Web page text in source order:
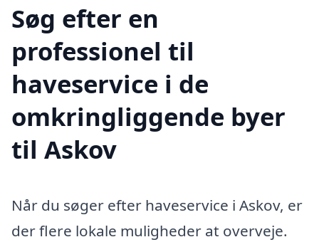
Søg efter en
professionel til
haveservice i de
omkringliggende byer
til Askov
Når du søger efter haveservice i Askov, er
der flere lokale muligheder at overveje.